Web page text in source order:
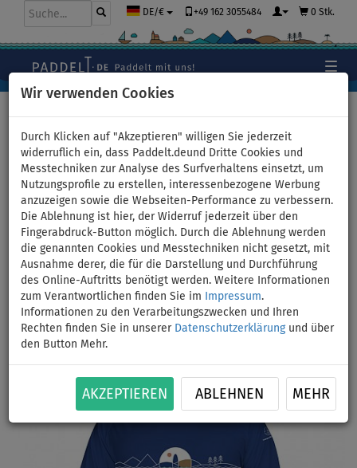
Wir verwenden Cookies
Durch Klicken auf "Akzeptieren" willigen Sie jederzeit
widerruflich ein, dass Paddelt.deund Dritte Cookies und
Messtechniken zur Analyse des Surfverhaltens einsetzt, um
Nutzungsprofile zu erstellen, interessenbezogene Werbung
anzuzeigen sowie die Webseiten-Performance zu verbessern.
Die Ablehnung ist hier, der Widerruf jederzeit über den
Fingerabdruck-Button möglich. Durch die Ablehnung werden
die genannten Cookies und Messtechniken nicht gesetzt, mit
Ausnahme derer, die für die Darstellung und Durchführung
des Online-Auftritts benötigt werden. Weitere Informationen
zum Verantwortlichen finden Sie im
Impressum.
Informationen zu den Verarbeitungszwecken und Ihren
Rechten finden Sie in unserer Datenschutzerklärungund über
den Button Mehr.
AKZEPTIEREN ABLEHNEN MEHR
DE/€ +49 162 3055484 0 Stk.
T-shirt Herren
PADDLEBOARDING BLUE lycra
langarm - Größe: S
BIS
-16 %
UNSER
TIPP
Previous